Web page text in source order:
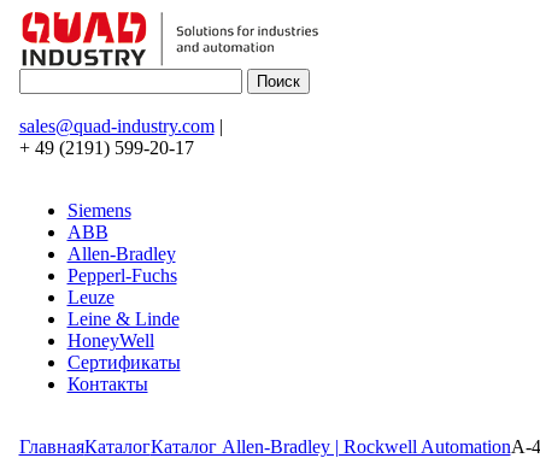
sales@quad-industry.com|
+ 49 (2191) 599-20-17
Siemens
ABB
Allen-Bradley
Pepperl-Fuchs
Leuze
Leine & Linde
HoneyWell
Сертификаты
Контакты
ГлавнаяКаталогКаталог Allen-Bradley | Rockwell AutomationA-